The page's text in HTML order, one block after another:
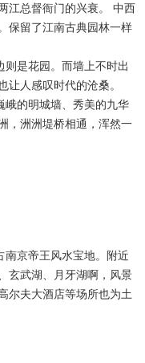
江总督衙门的兴衰。 中西
保留了江南古典园林一样
是花园。而墙上不时出
让人感叹时代的沧桑。
峨的明城墙、秀美的九华
，洲洲堤桥相通，浑然一
南京帝王风水宝地。附近
玄武湖、月牙湖啊，风景
尔夫大酒店等场所也为土